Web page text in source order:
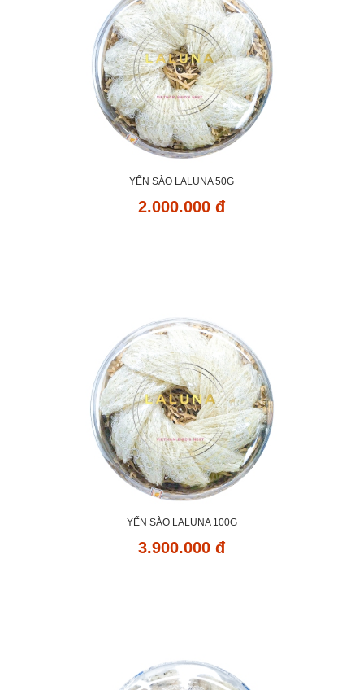
YẾN SÀO LALUNA 50G
2.000.000 đ
YẾN SÀO LALUNA 100G
3.900.000 đ